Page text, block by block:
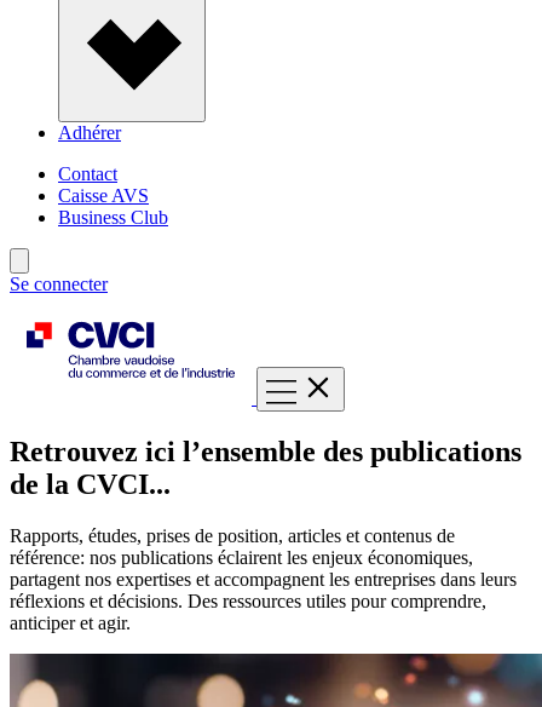
Adhérer
Contact
Caisse AVS
Business Club
Se connecter
Retrouvez ici l’ensemble des publications
de la CVCI...
Rapports, études, prises de position, articles et contenus de
référence: nos publications éclairent les enjeux économiques,
partagent nos expertises et accompagnent les entreprises dans leurs
réflexions et décisions. Des ressources utiles pour comprendre,
anticiper et agir.